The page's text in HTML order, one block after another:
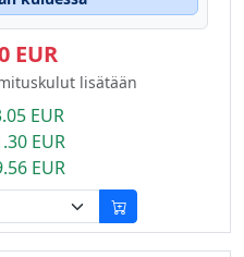
EUR
lisätään
EUR
EUR
EUR